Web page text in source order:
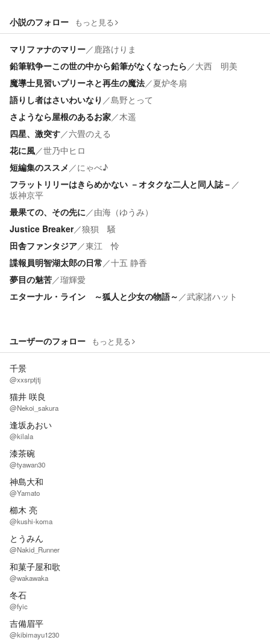
小説のフォロー もっと見る
マリファナのマリー／鹿路けりま
鉛筆戦争ーこの世の中から鉛筆がなくなったら／大西 明美
魔導士見習いプリーネと再生の魔法／夏炉冬扇
語りし者はさいわいなり ／島野とって
さようなら屋根のあるお家／木遥
四星、激突す／六畳のえる
花に風／世乃中ヒロ
短編集のススメ ／にゃべ♪
フラットリリーはきらめかない －オタクな二人と同人誌－ ／
坂神京平
最果ての、その先に／由海（ゆうみ）
Justice Breaker／狼狽 騒
田舎ファンタジア／東江 怜
諜報員明智湖太郎の日常／十五 静香
夢目の魅苦／瑠輝愛
エターナル・ライン ～狐人と少女の物語～ ／武家諸ハット
ユーザーのフォロー もっと見る
千景
@xxsrptjtj
猫井 咲良
@Nekoi_sakura
逢坂あおい
@kilala
漆茶碗
@tyawan30
神島大和
@Yamato
櫛木 亮
@kushi-koma
とうみん
@Nakid_Runner
和菓子屋和歌
@wakawaka
冬石
@fyic
吉備眉平
@kibimayu1230